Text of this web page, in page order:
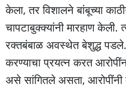
केला, तर विशालने बांबूच्या
चापटाबुक्क्यांनी मारहाण
रक्तबंबाळ अवस्थेत बेशुद्ध पडले.
करण्याचा प्रयत्न करत
असे सांगितले असता, आरोपींनी